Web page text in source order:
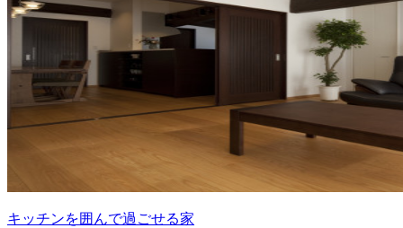
キッチンを囲んで過ごせる家